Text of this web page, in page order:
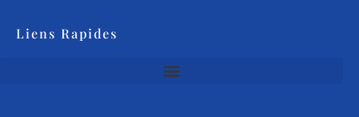
Liens Rapides